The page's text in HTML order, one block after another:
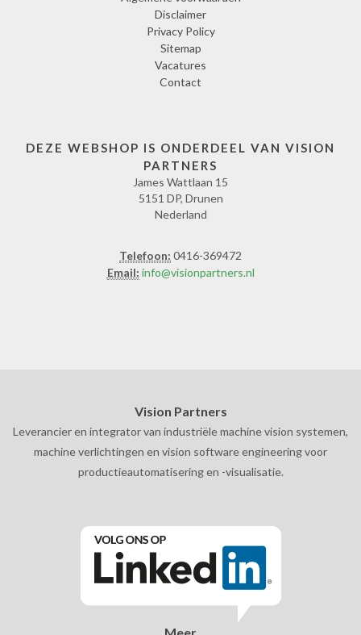
Disclaimer
Privacy Policy
Sitemap
Vacatures
Contact
DEZE WEBSHOP IS ONDERDEEL VAN VISION
PARTNERS
James Wattlaan 15
5151 DP, Drunen
Nederland
Telefoon: 0416-369472
Email: info@visionpartners.nl
Vision Partners
Leverancier en integrator van industriële machine vision systemen,
machine verlichtingen en vision software engineering voor
productieautomatisering en -visualisatie.